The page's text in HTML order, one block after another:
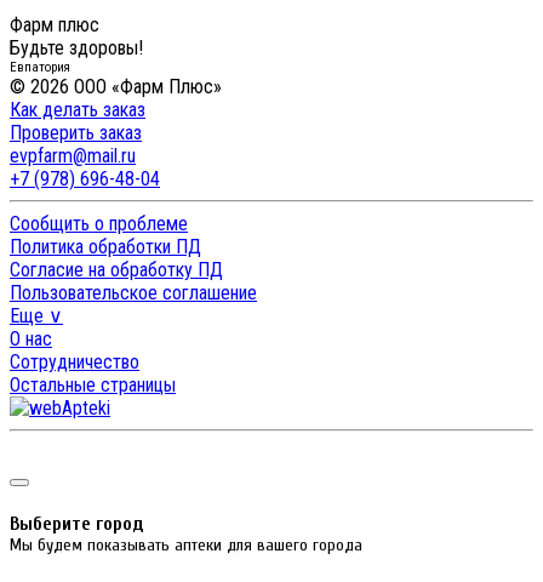
Фарм плюс
Будьте здоровы!
Евпатория
© 2026 ООО «Фарм Плюс»
Как делать заказ
Проверить заказ
evpfarm@mail.ru
+7 (978) 696-48-04
Сообщить о проблеме
Политика обработки ПД
Согласие на обработку ПД
Пользовательское соглашение
Еще ∨
О нас
Сотрудничество
Остальные страницы
Выберите город
Мы будем показывать аптеки для вашего города